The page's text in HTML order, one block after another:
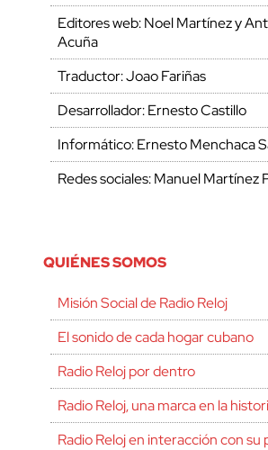
Editores web: Noel Martínez y
Acuña
Traductor: Joao Fariñas
Desarrollador: Ernesto Castillo
Informático: Ernesto Menchaca
Redes sociales: Manuel Martínez
QUIÉNES SOMOS
Misión Social de Radio Reloj
El sonido de cada hogar cubano
Radio Reloj por dentro
Radio Reloj, una marca en la
Radio Reloj en interacción con su